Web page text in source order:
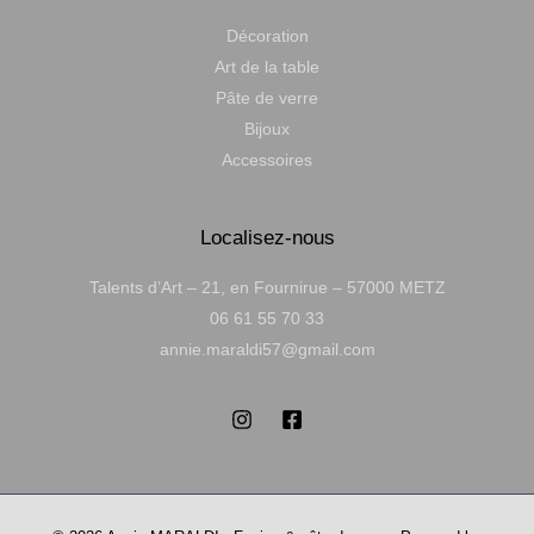
Décoration
Art de la table
Pâte de verre
Bijoux
Accessoires
Localisez-nous
Talents d’Art – 21, en Fournirue – 57000 METZ
06 61 55 70 33
annie.maraldi57@gmail.com